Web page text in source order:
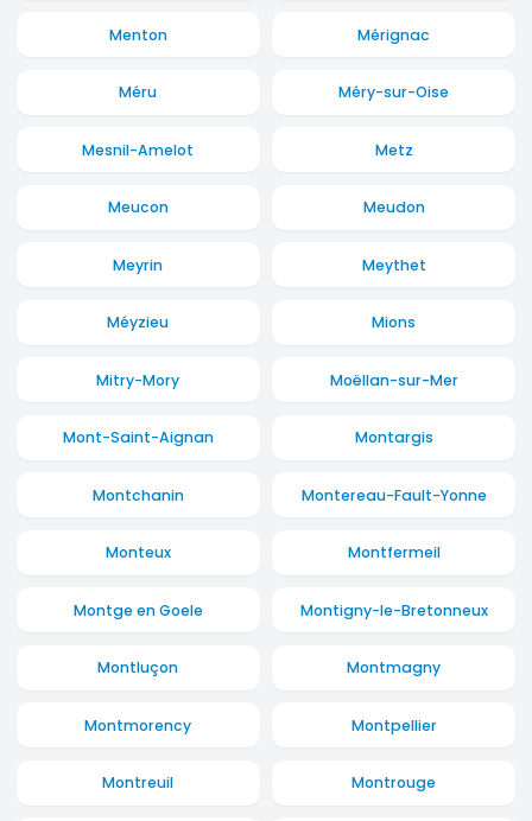
Menton Mérignac
Méru Méry-sur-Oise
Mesnil-Amelot Metz
Meucon Meudon
Meyrin Meythet
Méyzieu Mions
Mitry-Mory Moëllan-sur-Mer
Mont-Saint-Aignan Montargis
Montchanin Montereau-Fault-Yonne
Monteux Montfermeil
Montge en Goele Montigny-le-Bretonneux
Montluçon Montmagny
Montmorency Montpellier
Montreuil Montrouge